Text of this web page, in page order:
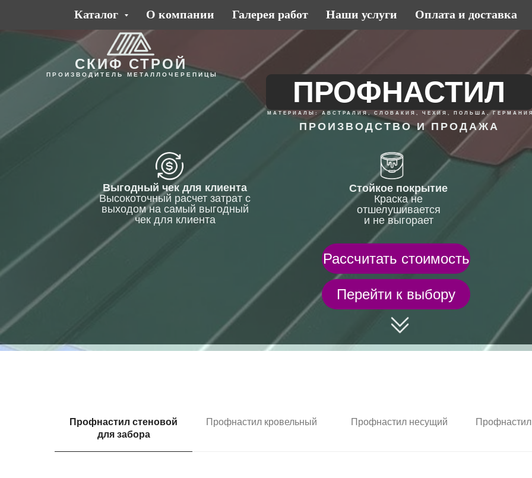
Каталог О компании Галерея работ Наши услуги Оплата и доставка
ПРОФНАСТИЛ
СКИФ СТРОЙ
ПРОИЗВОДИТЕЛЬ МЕТАЛЛОЧЕРЕПИЦЫ
Выгодный чек для клиента
Высокоточный расчет затрат с
выходом на самый выгодный
чек для клиента
Стойкое покрытие
Краска не
отшелушивается
и не выгорает
ПРОИЗВОДСТВО И ПРОДАЖА
Рассчитать стоимость
Перейти к выбору
МАТЕРИАЛЫ: АВСТРАЛИЯ, СЛОВАКИЯ, ЧЕХИЯ, ПОЛЬША,
Профнастил стеновой
для забора
Профнастил кровельный Профнастил несущий